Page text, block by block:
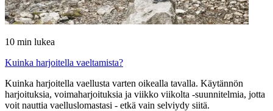
10 min lukea
Kuinka harjoitella vaeltamista?
Kuinka harjoitella vaellusta varten oikealla tavalla. Käytännön
harjoituksia, voimaharjoituksia ja viikko viikolta -suunnitelmia, jotta
voit nauttia vaelluslomastasi - etkä vain selviydy siitä.